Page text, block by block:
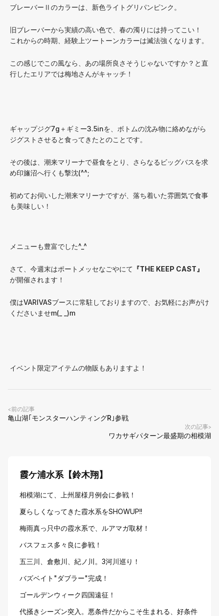
ブレーバーⅡのカラーは、新色ライトグリパンピンク。
旧ブレーバーから実績の高い色で、春の濁りには持ってこい！
これからの時期、経験上ツートーンカラーは滅法強くなります。
この感じでこの風なら、あの場所良さそうじゃないですか？と直
行したエリアでは梅地さんがキャッチ！
ギャップジグ7g＋ギミー3.5inを、ボトムの沈み物に絡めながら
ジグストさせると食ってきたとのことです。
その後は、潮来マリーナで昼食をとり、さらなるビッグバスを求
め印旛沼へ行くも撃沈(^^;
初めてお伺いした潮来マリーナですが、落ち着いた雰囲気で食事
も美味しい！
メニューも豊富でした^_^
さて、今週末はポートメッセなごやにて 『THE KEEP CAST』
が開催されます！
僕はVARIVASブースに常駐しておりますので、お気軽にお声がけ
くださいませm(_ _)m
イベント限定アイテムの物販もありますよ！
<前の記事
亀山湖｢モンスターハンティングR｣参戦
次の記事>
ワカサギパターン最盛期の相模湖
霞ケ浦水系【鈴木翔】
相模湖にて、上州屋様月例会に参戦！
夏らしくなってきた霞水系をSHOWUP!!
梅雨真っ只中の霞水系で、ルアマガ取材！
バスフェス多々良に参戦！
五三川、倉敷川、紀ノ川。3河川巡り！
バズベイト"ダブラー"完成！
ゴールデンウィーク四国遠征！
代掻きシーズン突入。悪条件だからこそ生まれる、好条件